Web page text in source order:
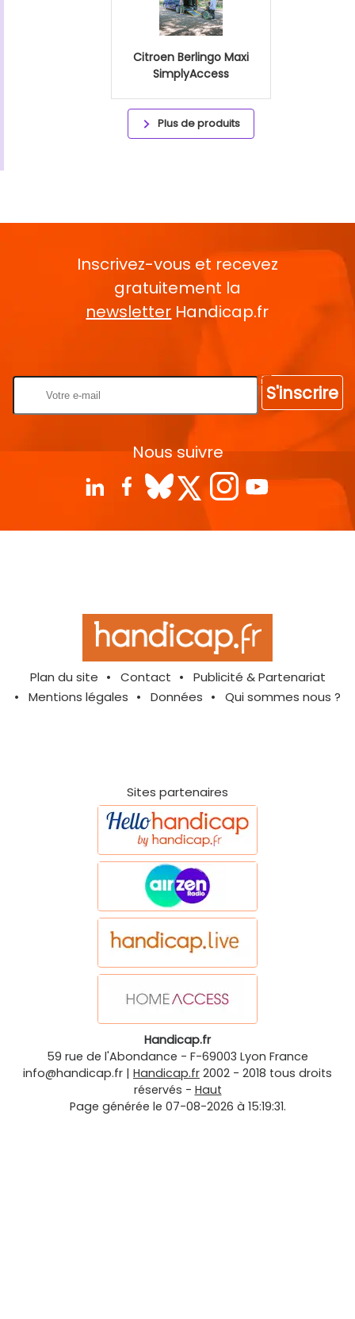
Citroen Berlingo Maxi
SimplyAccess
Plus de produits
Inscrivez-vous et recevez
gratuitement la
newsletter Handicap.fr
S'inscrire
Nous suivre
Plan du site Contact
Publicité & Partenariat
Mentions légales
Données Qui sommes nous ?
Sites partenaires
Handicap.fr
59 rue de l'Abondance - F-69003 Lyon France
info@handicap.fr | Handicap.fr 2002 - 2018 tous droits
réservés - Haut
Page générée le 07-08-2026 à 15:19:31.